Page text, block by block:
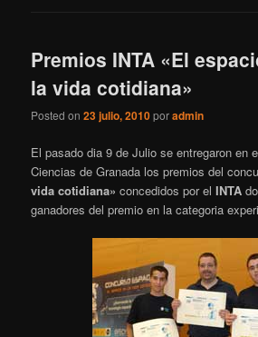
Premios INTA «El
la vida cotidiana»
Posted on23 julio, 2010poradmin
El pasado dia 9 de Julio se entregaron en
Ciencias de Granada los premios del
vida cotidiana» concedidos por elINTA
ganadores del premio en la categoria